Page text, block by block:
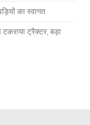
का स्वागत
ट्रैक्टर, बड़ा